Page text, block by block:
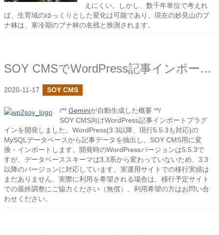
えにくい。しかし、数千年単位で考えれ
ば、生育域のゆっくりとした変化は可能であり、現在の妙見山のブ
ナ林は、寒冷期のブナ林の名残と推測されます。
SOY CMSでWordPress記事インポートプラグインを作成しました
2020-11-17 SOY CMS
/** Geminiが自動生成した概要 **/
SOY CMS向けWordPress記事インポートプラグ
インを開発しました。WordPress(3.3以降、現行5.5.3も対応)の
MySQLデータベースから記事データを抽出し、SOY CMS用に変
換・インポートします。開発時のWordPressバージョンは5.5.3で
すが、データベーススキーマは3.3系から変わっていないため、3.3
以降のバージョンに対応しています。実運用サイトでの移行実績は
まだありません。実際に利用を希望される場合は、移行予定サイト
での最終調整にご協力ください（無償）。利用希望の方はお問い合
わせください。